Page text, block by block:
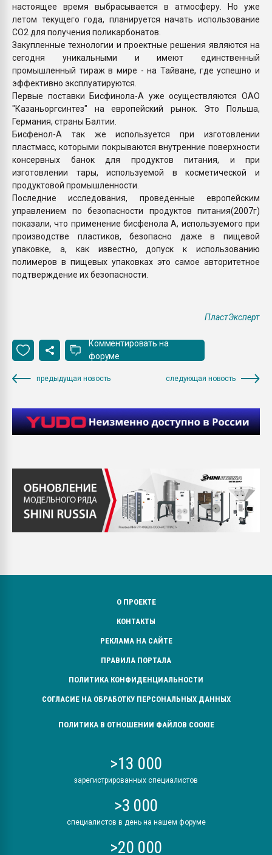
настоящее время выбрасывается в атмосферу. Но уже
летом текущего года, планируется начать использование
СО2 для получения поликарбонатов.
Закупленные технологии и проектные решения являются на
сегодня уникальными и имеют единственный
промышленный тираж в мире - на Тайванe, где успешно и
эффективно эксплуатируются.
Первые поставки Бисфинола-А уже осуществляются ОАО
"Казаньоргсинтез" на европейский рынок. Это Польша,
Германия, страны Балтии.
Бисфенол-А так же используется при изготовлении
пластмасс, которыми покрываются внутренние поверхности
консервных банок для продуктов питания, и при
изготовлении тары, используемой в косметической и
продуктовой промышленности.
Последние исследования, проведенные европейским
управлением по безопасности продуктов питания(2007г)
показали, что применение бисфенола А, используемого при
производстве пластиков, безопасно даже в пищевой
упаковке, а, как известно, допуск к использованию
полимеров в пищевых упаковках это самое авторитетное
подтверждение их безопасности.
ПластЭксперт
Комментировать на
форуме
предыдущая новость следующая новость
О ПРОЕКТЕ
КОНТАКТЫ
РЕКЛАМА НА САЙТЕ
ПРАВИЛА ПОРТАЛА
ПОЛИТИКА КОНФИДЕНЦИАЛЬНОСТИ
СОГЛАСИЕ НА ОБРАБОТКУ ПЕРСОНАЛЬНЫХ ДАННЫХ
ПОЛИТИКА В ОТНОШЕНИИ ФАЙЛОВ COOKIE
>13 000
зарегистрированных специалистов
>3 000
специалистов в день на нашем форуме
>20 000